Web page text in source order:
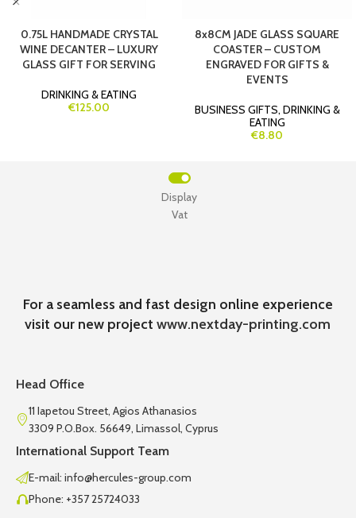
0.75L HANDMADE CRYSTAL
WINE DECANTER – LUXURY
GLASS GIFT FOR SERVING
DRINKING & EATING
€125.00
8x8CM JADE GLASS SQUARE
COASTER – CUSTOM
ENGRAVED FOR GIFTS &
EVENTS
BUSINESS GIFTS, DRINKING &
EATING
€8.80
Vat
Display
For a seamless and fast design online experience
visit our new projectwww.nextday-printing.com
Head Office
11 Iapetou Street, Agios Athanasios
3309 P.O.Box. 56649, Limassol, Cyprus
International Support Team
E-mail: info@hercules-group.com
Phone: +357 25724033